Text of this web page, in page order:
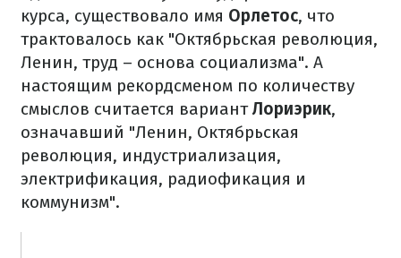
курса, существовало имя Орлетос, что
трактовалось как "Октябрьская революция,
Ленин, труд – основа социализма". А
настоящим рекордсменом по количеству
смыслов считается вариантЛориэрик,
означавший "Ленин, Октябрьская
революция, индустриализация,
электрификация, радиофикация и
коммунизм".